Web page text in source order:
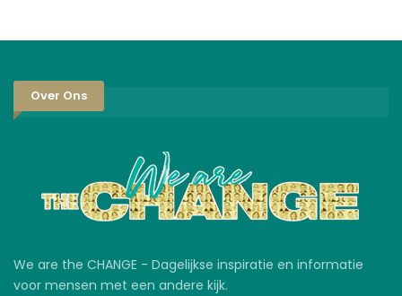
Over Ons
We are the CHANGE - Dagelijkse inspiratie en informatie
voor mensen met een andere kijk.